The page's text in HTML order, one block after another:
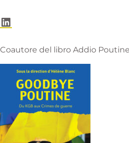
LinkedIn
Coautore del libro Addio Poutine